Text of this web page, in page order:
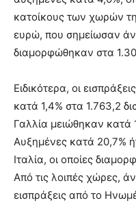
κατοίκους των χωρών
ευρώ, που σημείωσαν
διαμορφώθηκαν στα
Ειδικότερα, οι
κατά 1,4% στα 1.763,2
Γαλλία μειώθηκαν
Αυξημένες κατά 20,7%
Ιταλία, οι οποίες
Από τις λοιπές χώρες,
εισπράξεις από το